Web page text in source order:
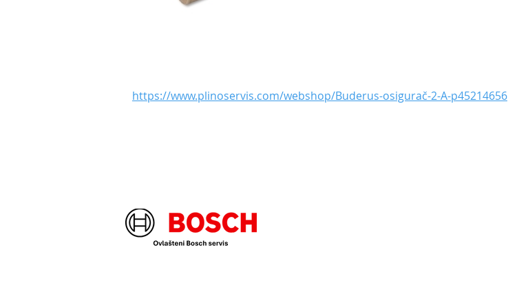
https://www.plinoservis.com/webshop/Buderus-osigurač-2-A-p45214656